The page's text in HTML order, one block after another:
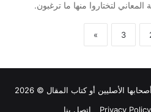
لتختاروا منها ما ترغبون.
3
»
الأصليين أو كتاب المقال © 2026
Privacy Policy اتصل بنا